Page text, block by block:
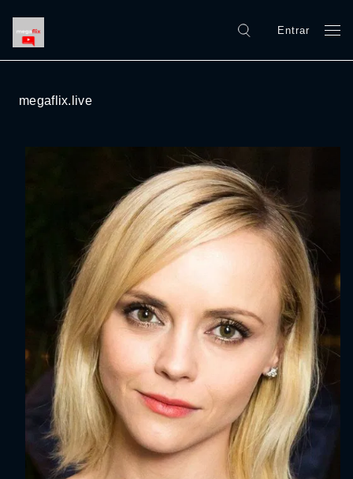
Entrar
megaflix.live